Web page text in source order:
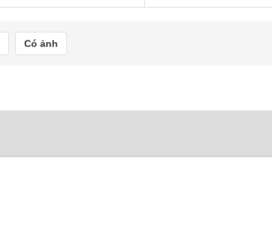
Có ảnh